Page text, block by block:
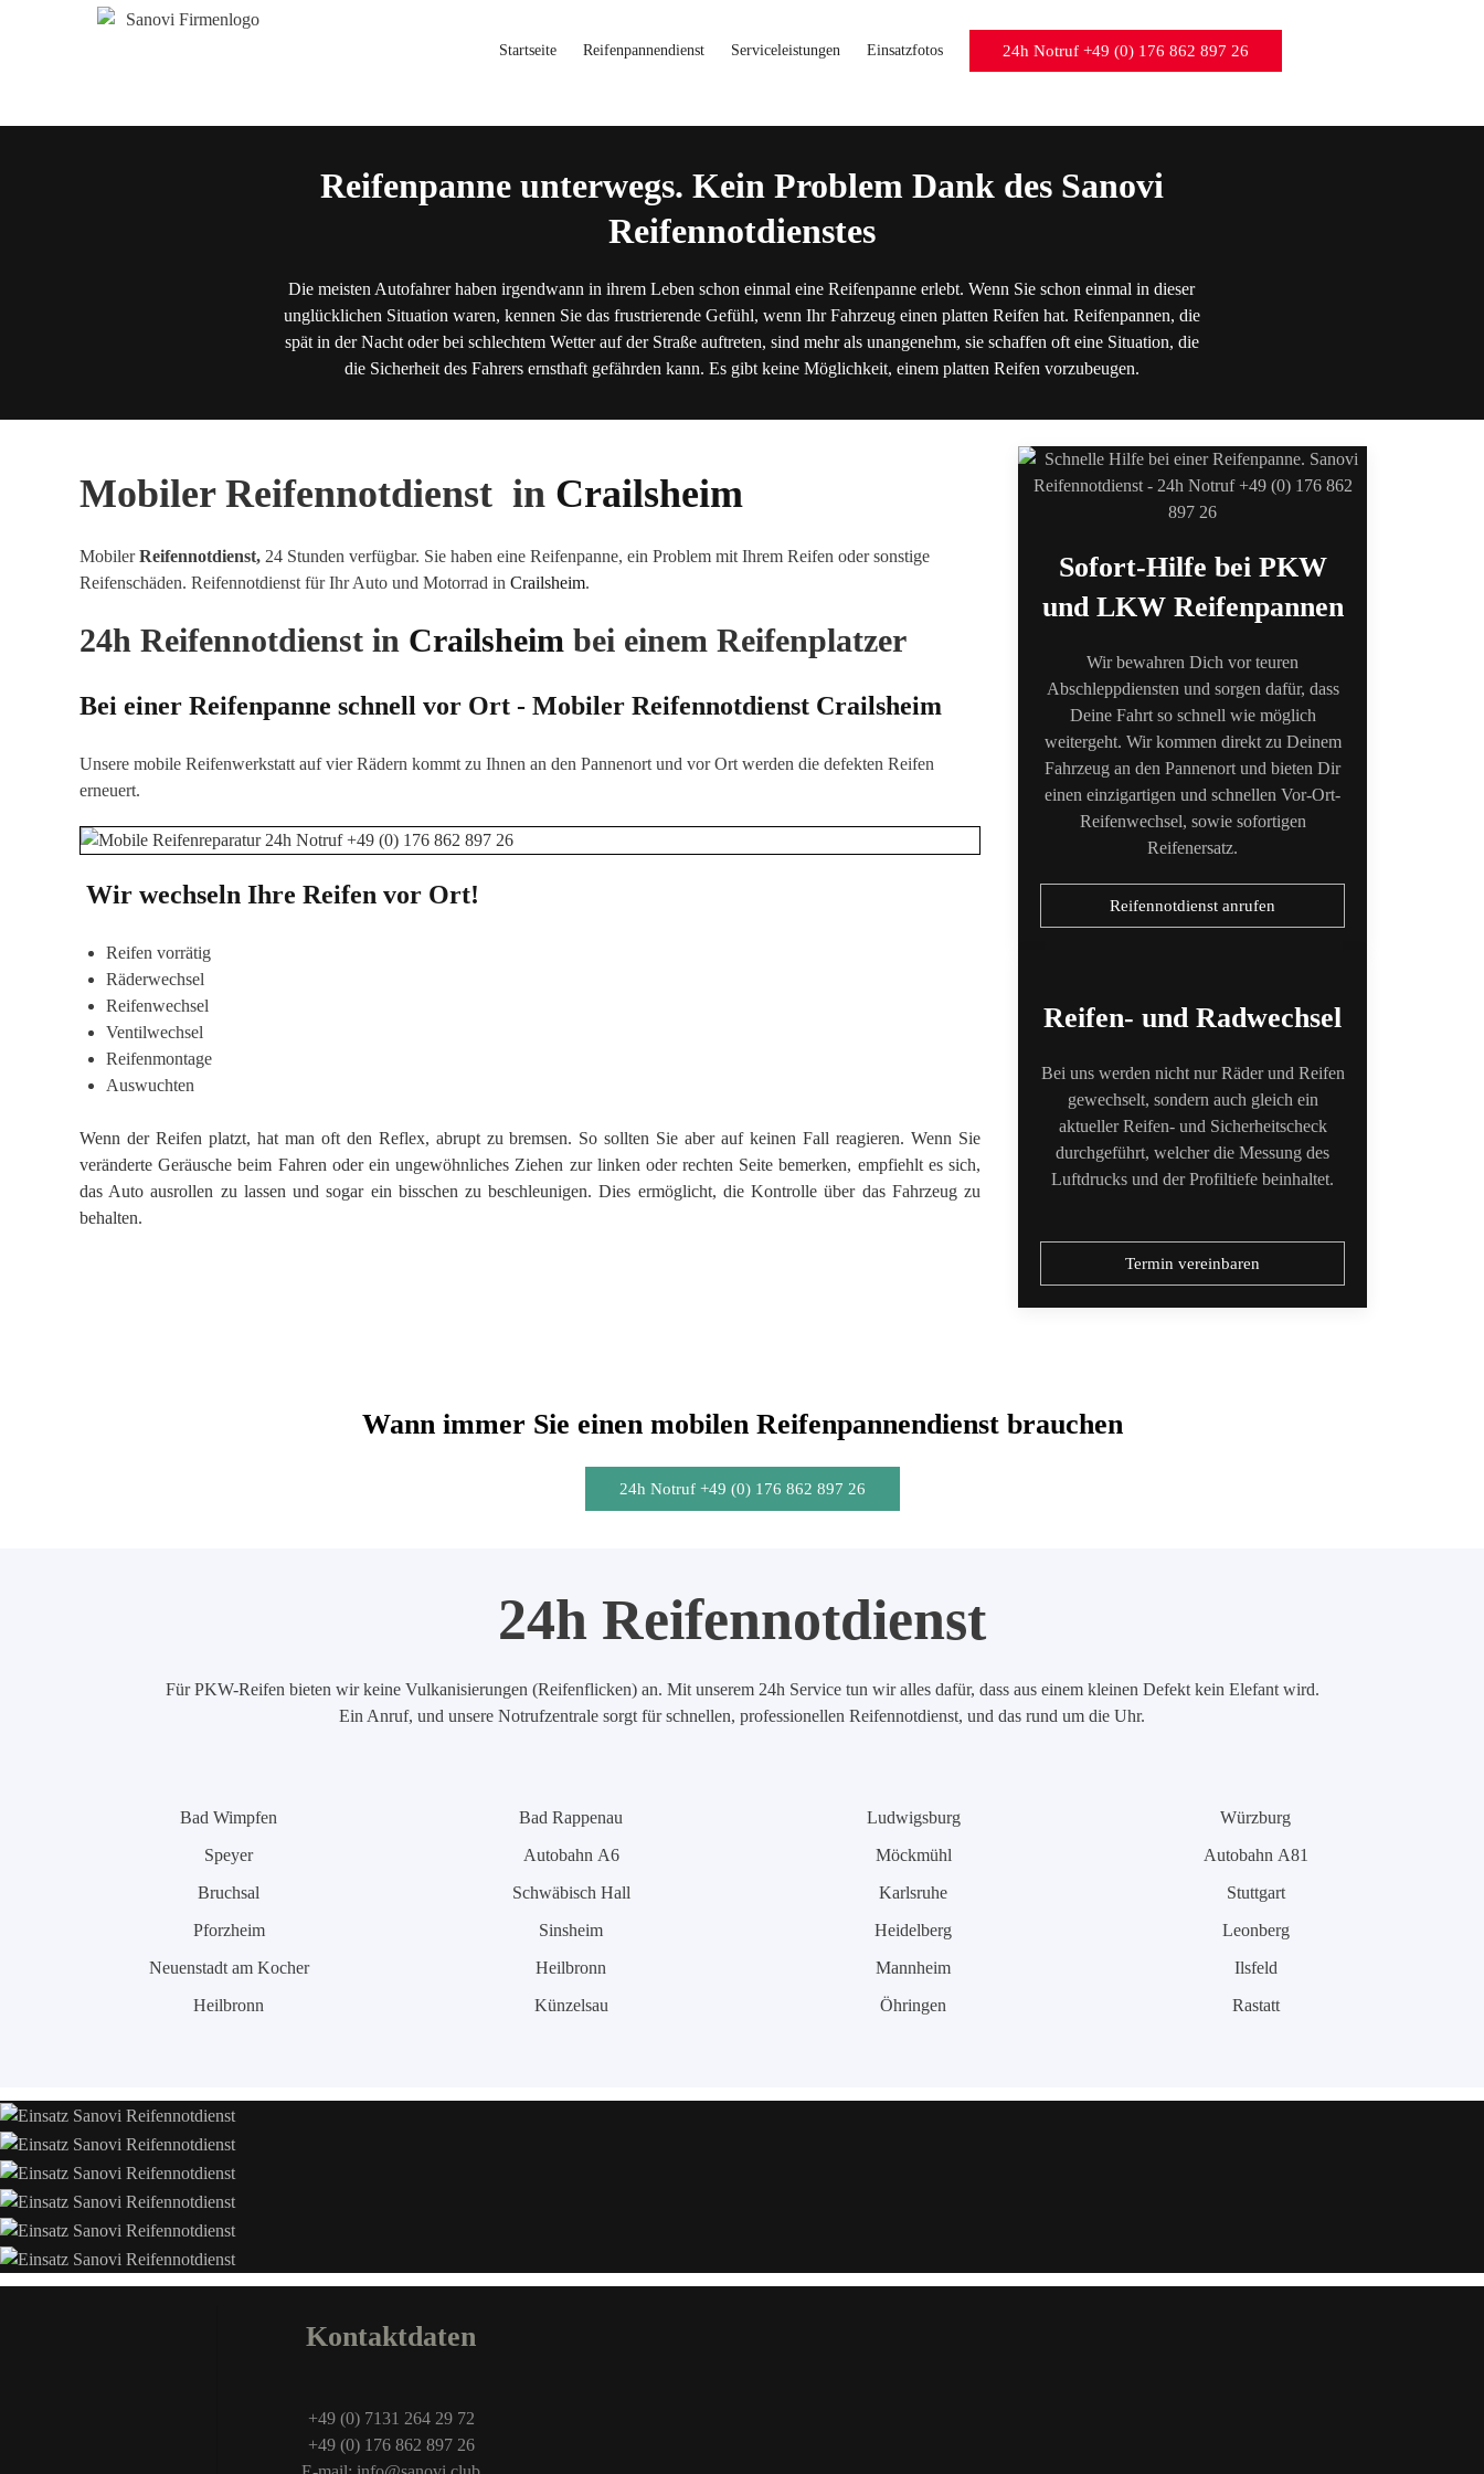
Startseite Reifenpannendienst Serviceleistungen Einsatzfotos 24h Notruf +49 (0) 176 862 897 26
Reifenpanne unterwegs. Kein Problem Dank des Sanovi
Reifennotdienstes
Die meisten Autofahrer haben irgendwann in ihrem Leben schon einmal eine Reifenpanne erlebt. Wenn Sie schon einmal in dieser
unglücklichen Situation waren, kennen Sie das frustrierende Gefühl, wenn Ihr Fahrzeug einen platten Reifen hat. Reifenpannen, die
spät in der Nacht oder bei schlechtem Wetter auf der Straße auftreten, sind mehr als unangenehm, sie schaffen oft eine Situation, die
die Sicherheit des Fahrers ernsthaft gefährden kann. Es gibt keine Möglichkeit, einem platten Reifen vorzubeugen.
Mobiler Reifennotdienst in Crailsheim
MobilerReifennotdienst, 24 Stunden verfügbar. Sie haben eine Reifenpanne, ein Problem mit Ihrem Reifen oder sonstige
Reifenschäden. Reifennotdienst für Ihr Auto und Motorrad in Crailsheim.
24h Reifennotdienst in Crailsheim bei einem Reifenplatzer
Bei einer Reifenpanne schnell vor Ort - Mobiler Reifennotdienst Crailsheim
Unsere mobile Reifenwerkstatt auf vier Rädern kommt zu Ihnen an den Pannenort und vor Ort werden die defekten Reifen
erneuert.
Wir wechseln Ihre Reifen vor Ort!
Reifen vorrätig
Räderwechsel
Reifenwechsel
Ventilwechsel
Reifenmontage
Auswuchten
Wenn der Reifen platzt, hat man oft den Reflex, abrupt zu bremsen. So sollten Sie aber auf keinen Fall reagieren. Wenn Sie
veränderte Geräusche beim Fahren oder ein ungewöhnliches Ziehen zur linken oder rechten Seite bemerken, empfiehlt es sich,
das Auto ausrollen zu lassen und sogar ein bisschen zu beschleunigen. Dies ermöglicht, die Kontrolle über das Fahrzeug zu
behalten.
Sofort-Hilfe bei PKW
und LKW Reifenpannen
Wir bewahren Dich vor teuren
Abschleppdiensten und sorgen dafür, dass
Deine Fahrt so schnell wie möglich
weitergeht. Wir kommen direkt zu Deinem
Fahrzeug an den Pannenort und bieten Dir
einen einzigartigen und schnellen Vor-Ort-
Reifenwechsel, sowie sofortigen
Reifenersatz.
Reifennotdienst anrufen
Reifen- und Radwechsel
Bei uns werden nicht nur Räder und Reifen
gewechselt, sondern auch gleich ein
aktueller Reifen- und Sicherheitscheck
durchgeführt, welcher die Messung des
Luftdrucks und der Profiltiefe beinhaltet.
Termin vereinbaren
Wann immer Sie einen mobilen Reifenpannendienst brauchen
24h Notruf +49 (0) 176 862 897 26
24h Reifennotdienst
Für PKW-Reifen bieten wir keine Vulkanisierungen (Reifenflicken) an. Mit unserem 24h Service tun wir alles dafür, dass aus einem kleinen Defekt kein Elefant wird.
Ein Anruf, und unsere Notrufzentrale sorgt für schnellen, professionellen Reifennotdienst, und das rund um die Uhr.
Bad Wimpfen
Speyer
Bruchsal
Pforzheim
Neuenstadt am Kocher
Heilbronn
Bad Rappenau
Autobahn A6
Schwäbisch Hall
Sinsheim
Heilbronn
Künzelsau
Ludwigsburg
Möckmühl
Karlsruhe
Heidelberg
Mannheim
Öhringen
Würzburg
Autobahn A81
Stuttgart
Leonberg
Ilsfeld
Rastatt
Kontaktdaten
+49 (0) 7131 264 29 72
+49 (0) 176 862 897 26